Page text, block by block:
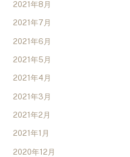
2021年8月
2021年7月
2021年6月
2021年5月
2021年4月
2021年3月
2021年2月
2021年1月
2020年12月